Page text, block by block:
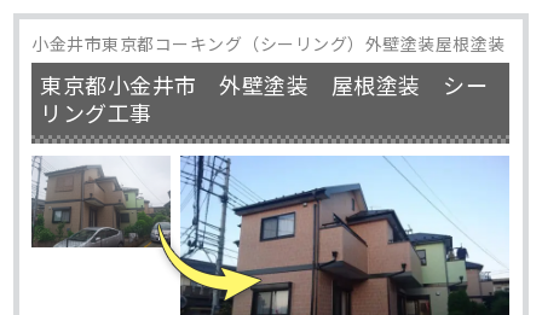
小金井市東京都コーキング（シーリング）外壁塗装屋根塗装
東京都小金井市 外壁塗装 屋根塗装 シー
リング工事